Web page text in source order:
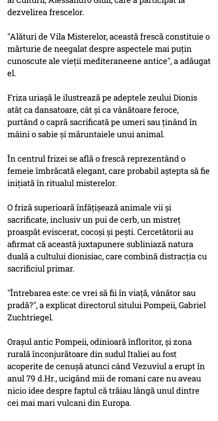
dezvelirea frescelor.
"Alături de Vila Misterelor, această frescă constituie o
mărturie de neegalat despre aspectele mai puţin
cunoscute ale vieţii mediteraneene antice", a adăugat
el.
Friza uriaşă le ilustrează pe adeptele zeului Dionis
atât ca dansatoare, cât şi ca vânătoare feroce,
purtând o capră sacrificată pe umeri sau ţinând în
mâini o sabie şi măruntaiele unui animal.
În centrul frizei se află o frescă reprezentând o
femeie îmbrăcată elegant, care probabil aştepta să fie
iniţiată în ritualul misterelor.
O friză superioară înfăţişează animale vii şi
sacrificate, inclusiv un pui de cerb, un mistreţ
proaspăt eviscerat, cocoşi şi peşti. Cercetătorii au
afirmat că această juxtapunere subliniază natura
duală a cultului dionisiac, care combină distracţia cu
sacrificiul primar.
"Întrebarea este: ce vrei să fii în viaţă, vânător sau
pradă?", a explicat directorul sitului Pompeii, Gabriel
Zuchtriegel.
Oraşul antic Pompeii, odinioară înfloritor, şi zona
rurală înconjurătoare din sudul Italiei au fost
acoperite de cenuşă atunci când Vezuviul a erupt în
anul 79 d.Hr., ucigând mii de romani care nu aveau
nicio idee despre faptul că trăiau lângă unul dintre
cei mai mari vulcani din Europa.